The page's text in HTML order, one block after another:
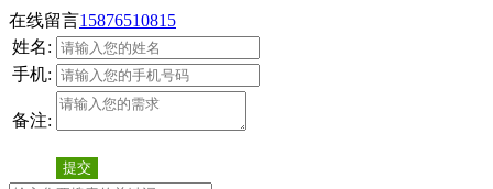
在线留言15876510815
姓名:
手机:
备注:
提交